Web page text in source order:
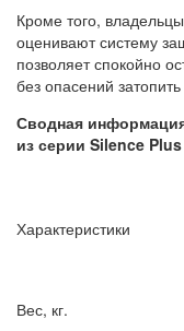
Кроме того,
оценивают систему
позволяет спокойно
без опасений
Сводная
из серии Silence Plus
Характеристики
Вес, кг.